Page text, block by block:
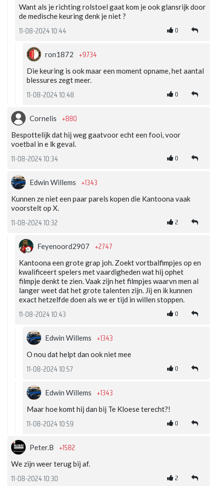
Want als je richting rolstoel gaat kom je ook glansrijk door
de medische keuring denk je niet ?
11-08-2024 10:44 0
ron1872 +9734
Die keuring is ook maar een moment opname, het aantal
blessures zegt meer.
11-08-2024 10:48 0
Cornelis +880
Bespottelijk dat hij weg gaatvoor echt een fooi, voor
voetbal in e lk geval.
11-08-2024 10:34 0
Edwin Willems +1343
Kunnen ze niet een paar parels kopen die Kantoona vaak
voorstelt op X.
11-08-2024 10:32 2
Feyenoord2907 +2747
Kantoona een grote grap joh. Zoekt vortbalfimpjes op en
kwalificeert spelers met vaardigheden wat hij ophet
filmpje denkt te zien. Vaak zijn het filmpjes waarvn men al
langer weet dat het grote talenten zijn. Jij en ik kunnen
exact hetzelfde doen als we er tijd in willen stoppen.
11-08-2024 10:43 0
Edwin Willems +1343
O nou dat helpt dan ook niet mee
11-08-2024 10:57 0
Edwin Willems +1343
Maar hoe komt hij dan bij Te Kloese terecht?!
11-08-2024 10:59 0
Peter.B +1582
We zijn weer terug bij af.
11-08-2024 10:30 2